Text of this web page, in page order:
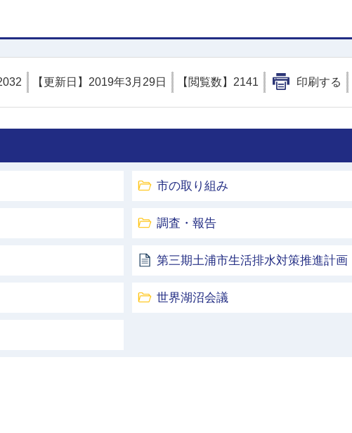
【更新日】 2019年3月29日 【閲覧数】 2141 印刷する
市の取り組み
調査・報告
第三期土浦市生活排水対策推進計画
世界湖沼会議